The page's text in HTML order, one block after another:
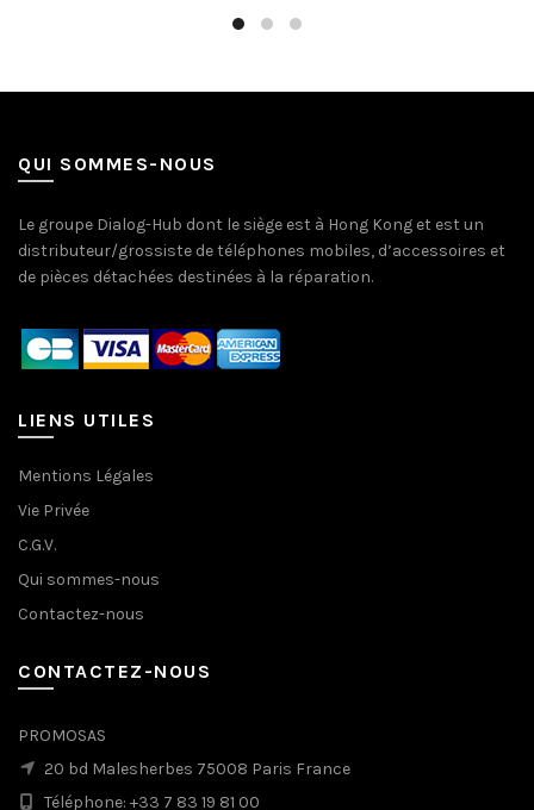
QUI SOMMES-NOUS
Le groupe Dialog-Hub dont le siège est à Hong Kong et est un
distributeur/grossiste de téléphones mobiles, d’accessoires et
de pièces détachées destinées à la réparation.
LIENS UTILES
Mentions Légales
Vie Privée
C.G.V.
Qui sommes-nous
Contactez-nous
CONTACTEZ-NOUS
PROMOSAS
20 bd Malesherbes 75008 Paris France
Téléphone: +33 7 83 19 81 00